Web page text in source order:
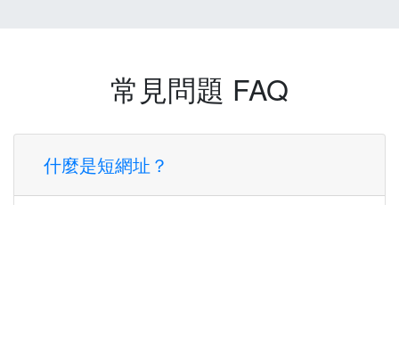
常見問題 FAQ
什麼是短網址？